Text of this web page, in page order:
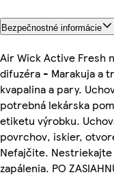
Bezpečnostné informácie
Air Wick Active Fresh
difuzéra - Marakuja a
kvapalina a pary.
potrebná lekárska
etiketu výrobku.
povrchov, iskier,
Nefajčite. Nestriekajte
zapálenia. PO